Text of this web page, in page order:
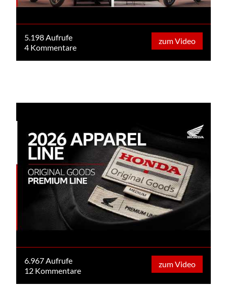
5.198 Aufrufe
4 Kommentare
zum Video
6.967 Aufrufe
12 Kommentare
zum Video